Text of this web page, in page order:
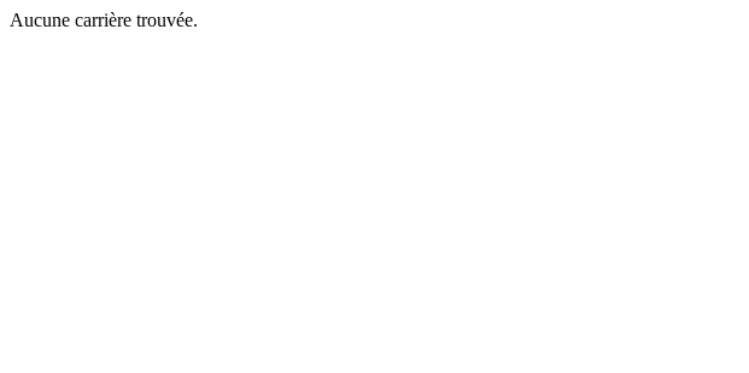
Aucune carrière trouvée.